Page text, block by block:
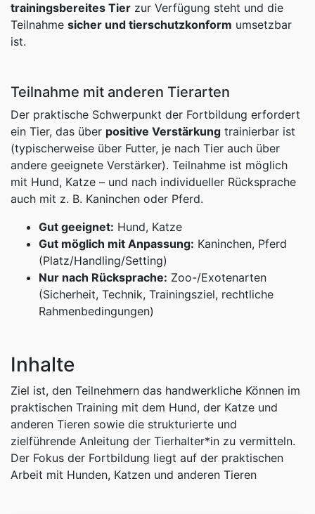
trainingsbereites Tier zur Verfügung steht und die
Teilnahme sicher und tierschutzkonform umsetzbar
ist.
Teilnahme mit anderen Tierarten
Der praktische Schwerpunkt der Fortbildung erfordert
ein Tier, das über positive Verstärkung trainierbar ist
(typischerweise über Futter, je nach Tier auch über
andere geeignete Verstärker). Teilnahme ist möglich
mit Hund, Katze – und nach individueller Rücksprache
auch mit z. B. Kaninchen oder Pferd.
Gut geeignet: Hund, Katze
Gut möglich mit Anpassung: Kaninchen, Pferd
(Platz/Handling/Setting)
Nur nach Rücksprache: Zoo-/Exotenarten
(Sicherheit, Technik, Trainingsziel, rechtliche
Rahmenbedingungen)
Inhalte
Ziel ist, den Teilnehmern das handwerkliche Können im
praktischen Training mit dem Hund, der Katze und
anderen Tieren sowie die strukturierte und
zielführende Anleitung der Tierhalter*in zu vermitteln.
Der Fokus der Fortbildung liegt auf der praktischen
Arbeit mit Hunden, Katzen und anderen Tieren